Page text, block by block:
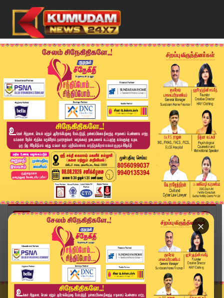
×
Home
வீடியோ ஸ்டோரி
SPEED NEWS TAMIL | 05 DEC 2025 | விரைவுச் செய்த...